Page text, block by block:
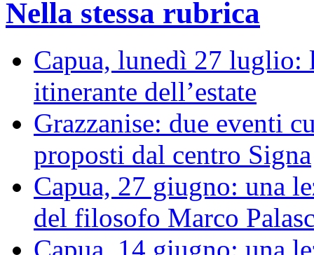
Nella stessa rubrica
Capua, lunedì 27 luglio:
itinerante dell’estate
Grazzanise: due eventi
proposti dal centro Signa
Capua, 27 giugno: una
del filosofo Marco